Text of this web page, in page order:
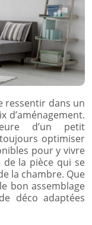
ressentir dans un
d’aménagement.
d’un petit
optimiser
pour y vivre
de la pièce qui se
la chambre. Que
bon assemblage
déco adaptées